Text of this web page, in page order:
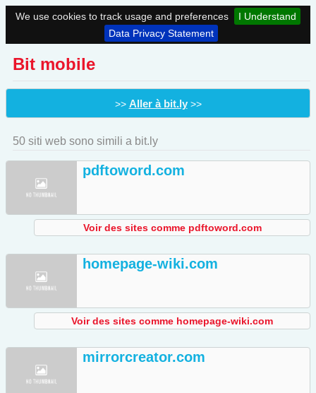
We use cookies to track usage and preferences
I Understand
Data Privacy Statement
Bit mobile
>> Aller à bit.ly>>
50 siti web sono simili a bit.ly
pdftoword.com
Voir des sites comme pdftoword.com
homepage-wiki.com
Voir des sites comme homepage-wiki.com
mirrorcreator.com